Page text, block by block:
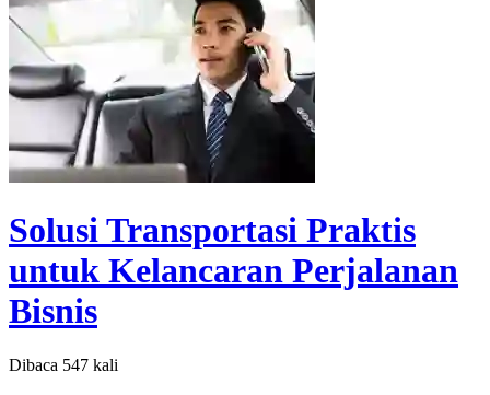
Solusi Transportasi Praktis
untuk Kelancaran Perjalanan
Bisnis
Dibaca 547 kali